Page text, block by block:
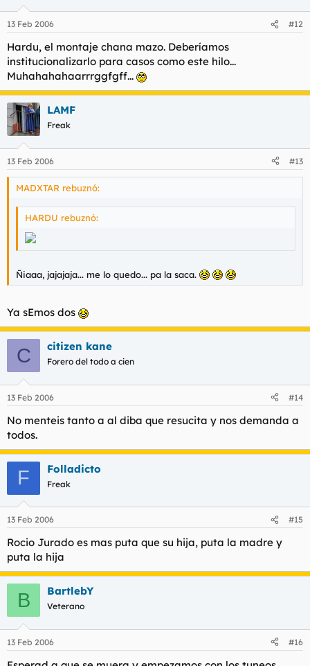
13 Feb 2006 #12
Hardu, el montaje chana mazo. Deberíamos
institucionalizarlo para casos como este hilo...
Muhahahahaarrrggfgff...
LAMF
Freak
13 Feb 2006 #13
MADXTAR rebuznó:
HARDU rebuznó:
Ñiaaa, jajajaja... me lo quedo... pa la saca.
Ya sEmos dos
C citizen kane
Forero del todo a cien
13 Feb 2006 #14
No menteis tanto a al diba que resucita y nos demanda a
todos.
F Folladicto
Freak
13 Feb 2006 #15
Rocio Jurado es mas puta que su hija, puta la madre y
puta la hija
B BartlebY
Veterano
13 Feb 2006 #16